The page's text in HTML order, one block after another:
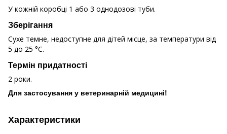
У кожній коробці 1 або 3 однодозові туби.
Зберігання
Сухе темне, недоступне для дітей місце, за температури від
5 до 25 °С.
Термін придатності
2 роки.
Для застосування у ветеринарній медицині!
Характеристики